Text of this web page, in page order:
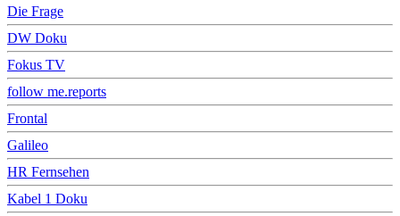
Die Frage
DW Doku
Fokus TV
follow me.reports
Frontal
Galileo
HR Fernsehen
Kabel 1 Doku